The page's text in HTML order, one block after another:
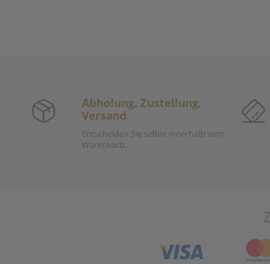
Abholung, Zustellung,
Versand
Entscheiden Sie selbst innerhalb vom
Warenkorb.